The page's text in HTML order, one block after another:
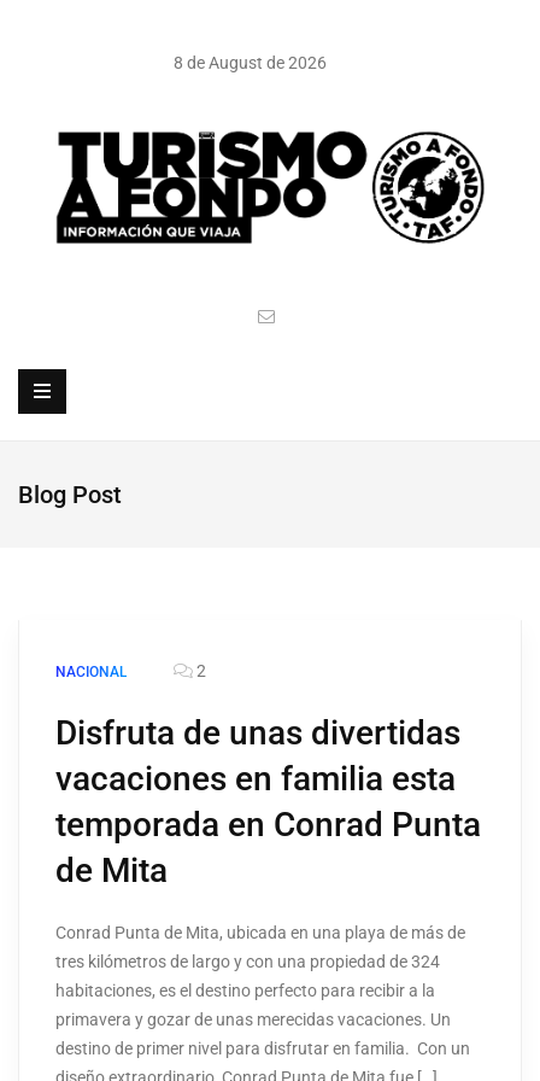
8 de August de 2026
Blog Post
NACIONAL 2
Disfruta de unas divertidas
vacaciones en familia esta
temporada en Conrad Punta
de Mita
Conrad Punta de Mita, ubicada en una playa de más de
tres kilómetros de largo y con una propiedad de 324
habitaciones, es el destino perfecto para recibir a la
primavera y gozar de unas merecidas vacaciones. Un
destino de primer nivel para disfrutar en familia. Con un